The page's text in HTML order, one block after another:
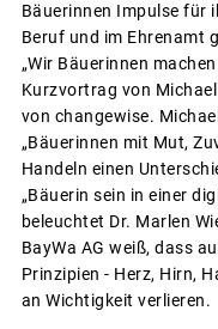
Bäuerinnen Impulse für
Beruf und im Ehrenamt
„Wir Bäuerinnen
Kurzvortrag von
von changewise.
„Bäuerinnen mit Mut,
Handeln einen
„Bäuerin sein in einer
beleuchtet Dr. Marlen
BayWa AG weiß, dass
Prinzipien - Herz, Hirn,
an Wichtigkeit verlieren.